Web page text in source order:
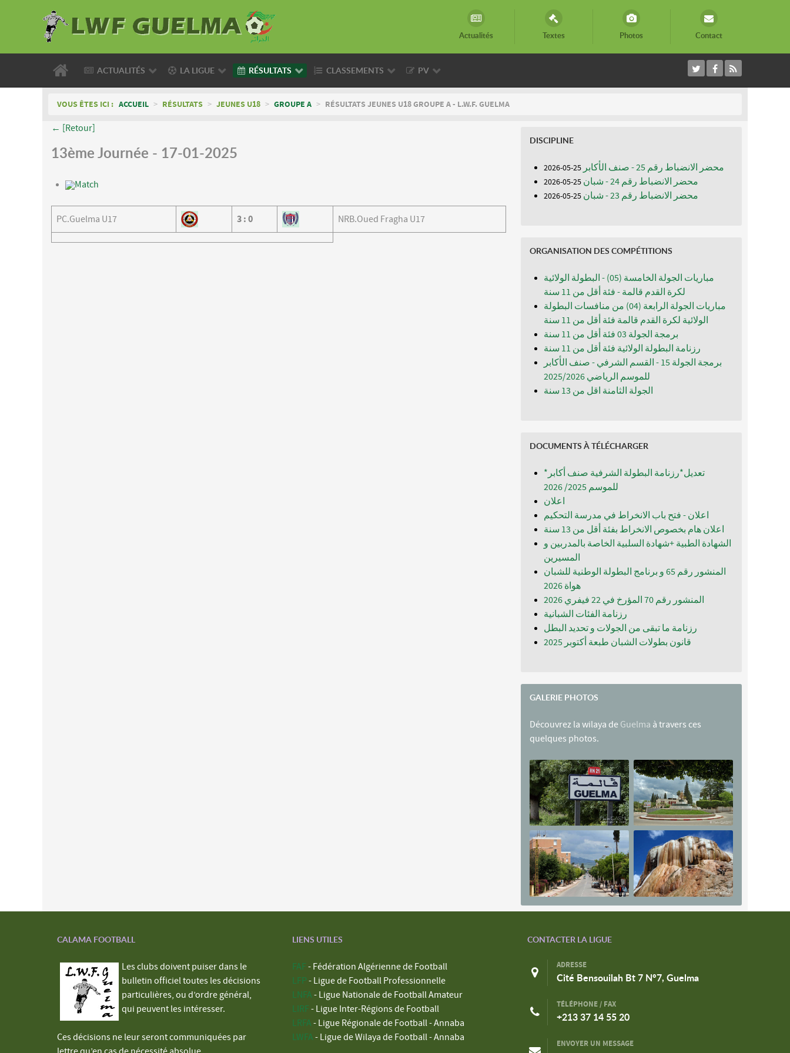
Actualités Textes Photos Contact
ACTUALITÉS LA LIGUE RÉSULTATS CLASSEMENTS PV
VOUS ÊTES ICI : ACCUEIL > RÉSULTATS > JEUNES U18 > GROUPE A > RÉSULTATS JEUNES U18 GROUPE A - L.W.F. GUELMA
← [Retour]
13ème Journée - 17-01-2025
Match
PC.Guelma U17 3 : 0 NRB.Oued Fragha U17
DISCIPLINE
محضر الانضباط رقم 25 - صنف الأكابر 25-05-2026
محضر الانضباط رقم 24 - شبان 25-05-2026
محضر الانضباط رقم 23 - شبان 25-05-2026
ORGANISATION DES COMPÉTITIONS
مباريات الجولة الخامسة (05) - البطولة الولائية
لكرة القدم قالمة - فئة أقل من 11 سنة
مباريات الجولة الرابعة (04) من منافسات البطولة
الولائية لكرة القدم قالمة فئة أقل من 11 سنة
برمجة الجولة 03 فئة أقل من 11 سنة
رزنامة البطولة الولائية فئة أقل من 11 سنة
برمجة الجولة 15 - القسم الشرفي - صنف الأكابر
للموسم الرياضي 2025/2026
الجولة الثامنة اقل من 13 سنة
DOCUMENTS À TÉLÉCHARGER
*تعديل*رزنامة البطولة الشرفية صنف أكابر
للموسم 2025/ 2026
اعلان
اعلان - فتح باب الانخراط في مدرسة التحكيم
اعلان هام بخصوص الانخراط بفئة أقل من 13 سنة
الشهادة الطبية +شهادة السلبية الخاصة بالمدربين و
المسيرين
المنشور رقم 65 و برنامج البطولة الوطنية للشبان
المنشور رقم 70 المؤرخ في 22 فيفري 2026
رزنامة الفئات الشبانية
رزنامة ما تبقى من الجولات و تحديد البطل
قانون بطولات الشبان طبعة أكتوبر 2025
GALERIE PHOTOS
Découvrez la wilaya de Guelma à travers ces
quelques photos.
CALAMA FOOTBALL
Les clubs doivent puiser dans le
bulletin officiel toutes les décisions
particulières, ou d’ordre général,
qui peuvent les intéresser.
Ces décisions ne leur seront communiquées par
LIENS UTILES
FAF - Fédération Algérienne de Football
LFP - Ligue de Football Professionnelle
LNFA - Ligue Nationale de Football Amateur
LIRF - Ligue Inter-Régions de Football
LRFA - Ligue Régionale de Football - Annaba
LWFA - Ligue de Wilaya de Football - Annaba
CONTACTER LA LIGUE
ADRESSE
Cité Bensouilah Bt 7 N°7, Guelma
TÉLÉPHONE / FAX
+213 37 14 55 20
ENVOYER UN MESSAGE